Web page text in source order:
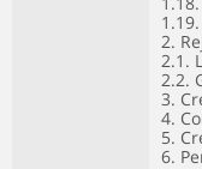
2.
2.1.
2.2.
3.
4.
5.
6.